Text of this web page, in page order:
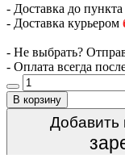
- Доставка до
- Доставка курьером
- Не выбрать?
- Оплата всегда
В корзину
Добавить